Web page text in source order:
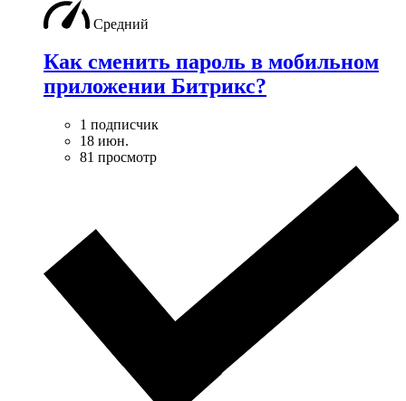
Средний
Как сменить пароль в мобильном
приложении Битрикс?
1 подписчик
18 июн.
81 просмотр